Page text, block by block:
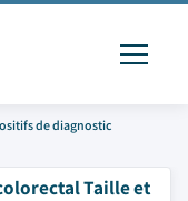
de diagnostic
Taille et